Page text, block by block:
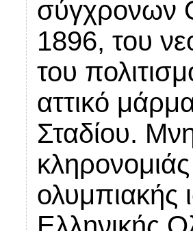
σύγχρονων
1896, του
του
αττικό
Σταδίου.
ολυμπιακής